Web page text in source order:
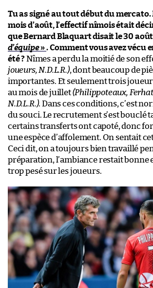
Tu as signé au tout début du mercato.
mois d’août, l’effectif nîmois était
que Bernard Blaquart disait le 30 août
d’équipe». Comment vous avez vécu
été ? Nîmes a perdu la moitié de son
joueurs, N.D.L.R.), dont beaucoup de
importantes. Et seulement trois
au mois de juillet(Philippoteaux,
N.D.L.R.). Dans ces conditions, c’est
du souci. Le recrutement s’est bouclé
certains transferts ont capoté, donc
une espèce d’affolement. On sentait
Ceci dit, on a toujours bien travaillé
préparation, l’ambiance restait bonne
trop pesé sur les joueurs.